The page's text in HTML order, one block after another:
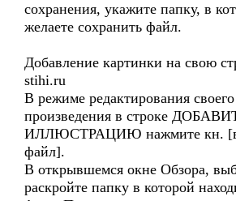
сохранения, укажите папку, в
желаете сохранить файл.
Добавление картинки на свою
stihi.ru
В режиме редактирования своего
произведения в строке
ИЛЛЮСТРАЦИЮ нажмите кн.
файл].
В открывшемся окне Обзора,
раскройте папку в которой